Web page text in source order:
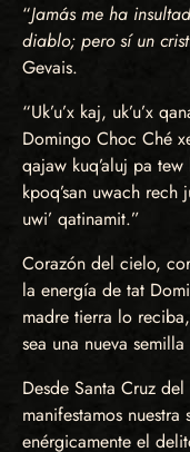
“Jamás me ha
diablo; pero sí un
Gevais.
“Uk’u’x kaj, uk’u’x
Domingo Choc Ché
qajaw kuq’aluj pa
kpoq’san uwach rech
uwi’ qatinamit.”
Corazón del cielo,
la energía de tat
madre tierra lo
sea una nueva
Desde Santa Cruz
manifestamos
enérgicamente el